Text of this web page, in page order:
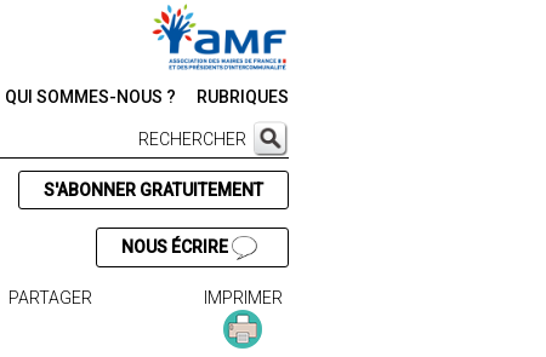
QUI SOMMES-NOUS ? RUBRIQUES
RECHERCHER
S'ABONNER GRATUITEMENT
NOUS ÉCRIRE
PARTAGER IMPRIMER